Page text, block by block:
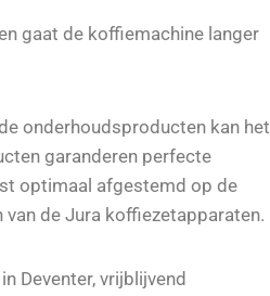
gaat de koffiemachine langer
onderhoudsproducten kan het
garanderen perfecte
optimaal afgestemd op de
van de Jura koffiezetapparaten.
Deventer, vrijblijvend